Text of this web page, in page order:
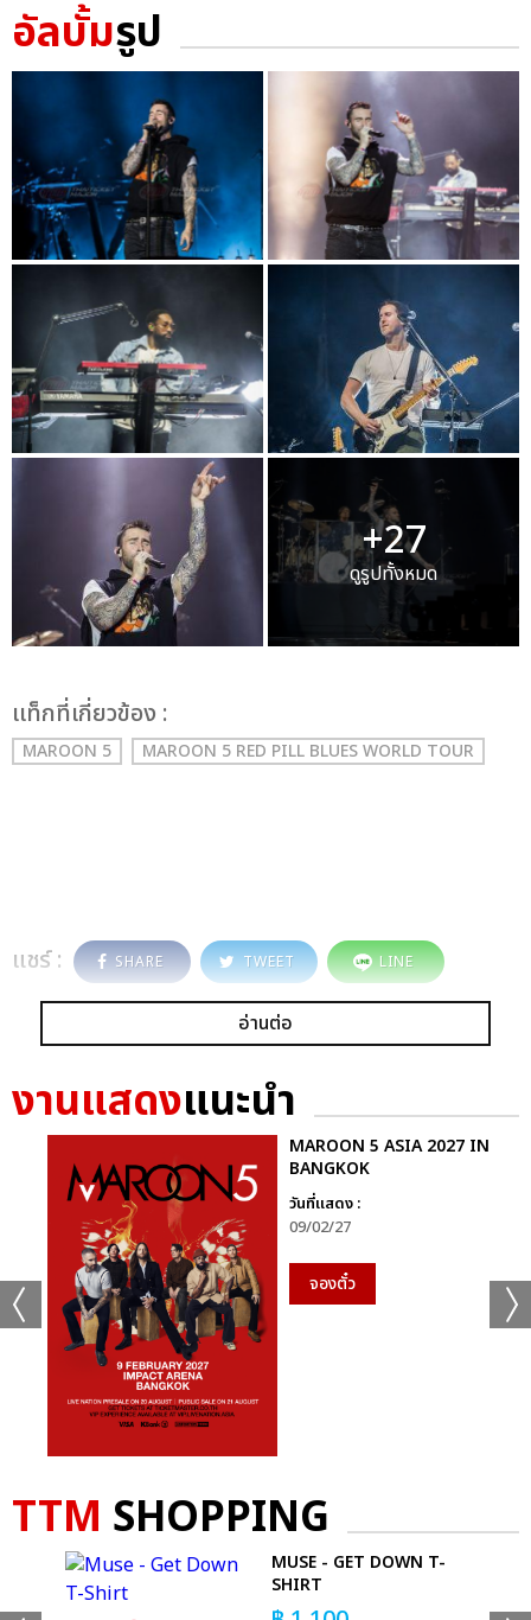
อัลบั้มรูป
+27
ดูรูปทั้งหมด
เเท็กที่เกี่ยวข้อง :
MAROON 5 MAROON 5 RED PILL BLUES WORLD TOUR
แชร์ : SHARE TWEET LINE
อ่านต่อ
งานแสดงแนะนำ
MAROON 5 ASIA 2027 IN
BANGKOK
วันที่แสดง :
09/02/27
จองตั๋ว
TTM SHOPPING
MUSE - GET DOWN T-
SHIRT